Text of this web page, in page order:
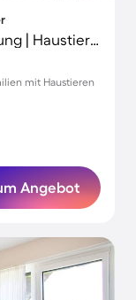
Familienfreundliche Ferienwohnung | Haustierfreundlich
mit Haustieren
Angebot